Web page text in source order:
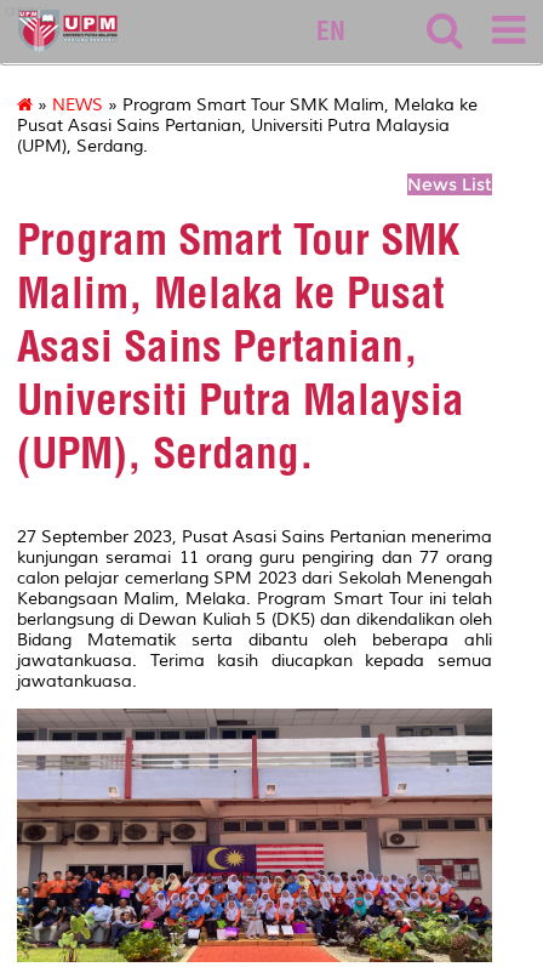
asasi
EN
» NEWS » Program Smart Tour SMK Malim, Melaka ke
Pusat Asasi Sains Pertanian, Universiti Putra Malaysia
(UPM), Serdang.
News List
Program Smart Tour SMK
Malim, Melaka ke Pusat
Asasi Sains Pertanian,
Universiti Putra Malaysia
(UPM), Serdang.
27 September 2023, Pusat Asasi Sains Pertanian menerima
kunjungan seramai 11 orang guru pengiring dan 77 orang
calon pelajar cemerlang SPM 2023 dari Sekolah Menengah
Kebangsaan Malim, Melaka. Program Smart Tour ini telah
berlangsung di Dewan Kuliah 5 (DK5) dan dikendalikan oleh
Bidang Matematik serta dibantu oleh beberapa ahli
jawatankuasa. Terima kasih diucapkan kepada semua
jawatankuasa.